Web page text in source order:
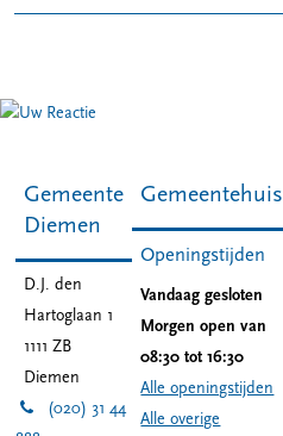
Gemeente
Diemen
D.J. den
Hartoglaan 1
1111 ZB
Diemen
(020) 31 44
Gemeentehuis
Openingstijden
Vandaag gesloten
Morgen open van
08:30 tot 16:30
Alle openingstijden
Alle overige